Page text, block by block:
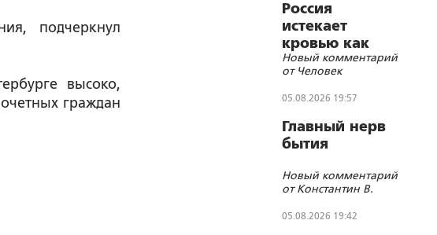
подчеркнул
высоко,
граждан
Россия
истекает
кровью как
жертвенное
животное?
Новый комментарий
от Человек
05.08.2026 19:57
Главный нерв
бытия
Новый комментарий
от Константин В.
05.08.2026 19:42